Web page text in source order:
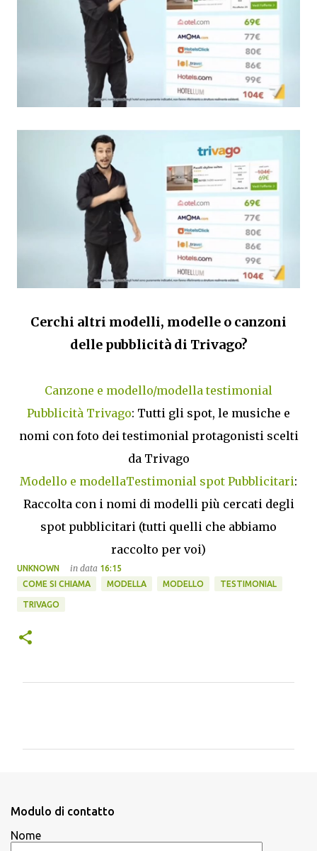
Cerchi altri modelli, modelle o canzoni
delle pubblicità di Trivago?
Canzone e modello/modella testimonial
Pubblicità Trivago: Tutti gli spot, le musiche e
nomi con foto dei testimonial protagonisti scelti
da Trivago
Modello e modellaTestimonial spot Pubblicitari:
Raccolta con i nomi di modelli più cercati degli
spot pubblicitari (tutti quelli che abbiamo
raccolto per voi)
UNKNOWN in data 16:15
COME SI CHIAMA
MODELLA MODELLO TESTIMONIAL
TRIVAGO
i
Modulo di contatto
Nome